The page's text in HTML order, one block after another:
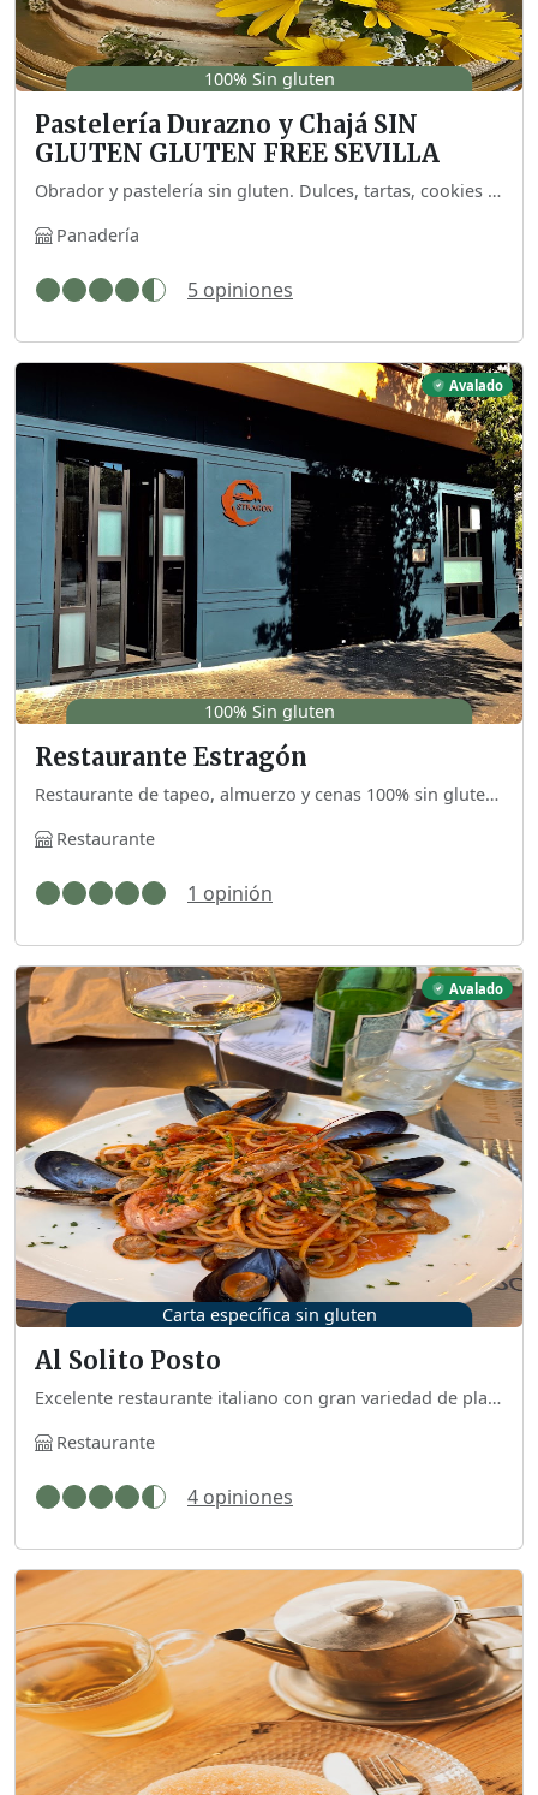
100% Sin gluten
Pastelería Durazno y Chajá SIN
GLUTEN GLUTEN FREE SEVILLA
Obrador y pastelería sin gluten. Dulces, tartas, cookies e incluso quiches o empanadas.
Panadería
5 opiniones
100% Sin gluten
Avalado
Restaurante Estragón
Restaurante de tapeo, almuerzo y cenas 100% sin gluten. También preparan cócteles por las tardes.
Restaurante
1 opinión
Carta específica sin gluten
Avalado
Al Solito Posto
Excelente restaurante italiano con gran variedad de platos sin gluten, incluidos postres. Tiene un protocolo muy cuidado como diferenciar a la persona celíaca con un salvamantel para evitar confusiones. También dispone de terraza.
Restaurante
4 opiniones